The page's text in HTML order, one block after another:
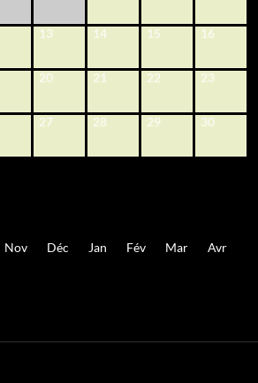
13 14 15 16
20 21 22 23
27 28 29 30
Nov Déc Jan Fév Mar Avr